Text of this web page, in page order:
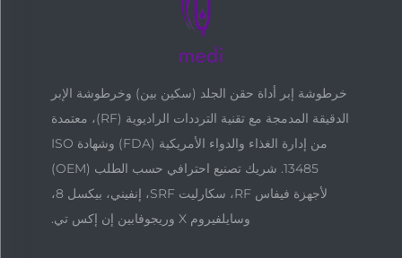
خرطوشة إبر أداة حقن الجلد (سكين بين) وخرطوشة الإبر
الدقيقة المدمجة مع تقنية الترددات الراديوية (RF)، معتمدة
من إدارة الغذاء والدواء الأمريكية (FDA) وشهادة ISO
13485. شريك تصنيع احترافي حسب الطلب (OEM)
لأجهزة فيفاس RF، سكارليت SRF، إنفيني، بيكسل 8،
وسايلفيروم X وريجوفابين إن إكس تي.